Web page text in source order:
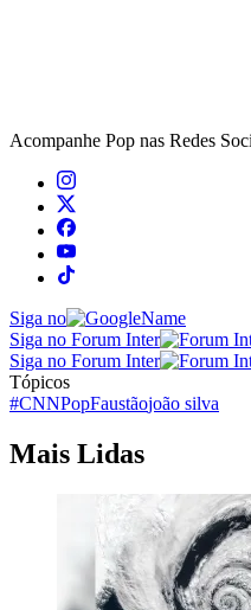
Acompanhe Pop nas Redes
Siga no
Siga no Forum Inter
Siga no Forum Inter
Tópicos
#CNNPopFaustãojoão silva
Mais Lidas